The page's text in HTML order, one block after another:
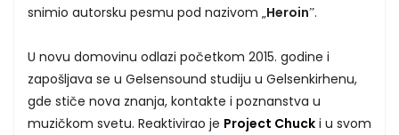
snimio autorsku pesmu pod nazivom „Heroinˮ.
U novu domovinu odlazi početkom 2015. godine i
zapošljava se u Gelsensound studiju u Gelsenkirhenu,
gde stiče nova znanja, kontakte i poznanstva u
muzičkom svetu. Reaktivirao je Project Chuck i u svom